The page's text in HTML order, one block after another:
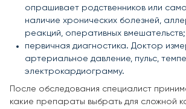
опрашивает родственников или
наличие хронических болезней,
реакций, оперативных вмешательств;
первичная диагностика. Доктор
артериальное давление, пульс,
электрокардиограмму.
После обследования специалист
какие препараты выбрать для сложной